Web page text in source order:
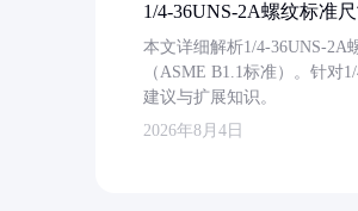
1/4-36UNS-2A螺纹标准
本文详细解析1/4-36UNS-
（ASME B1.1标准）。针
建议与扩展知识。
2026年8月4日